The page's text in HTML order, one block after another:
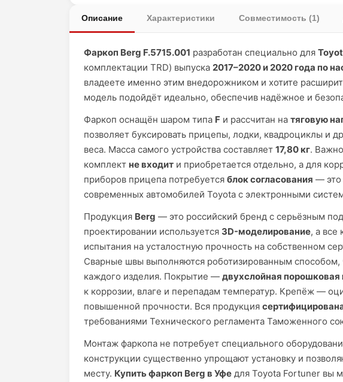
Описание Характеристики Совместимость (1)
Фаркоп Berg F.5715.001 разработан специально для
комплектации TRD) выпуска 2017–2020 и 2020 года по
владеете именно этим внедорожником и хотите
модель подойдёт идеально, обеспечив надёжное и
Фаркоп оснащён шаром типа F и рассчитан на тяговую
позволяет буксировать прицепы, лодки, квадроциклы и
веса. Масса самого устройства составляет 17,80 кг.
комплект не входит и приобретается отдельно, а для
приборов прицепа потребуется блок согласования — это
современных автомобилей Toyota с электронными
Продукция Berg — это российский бренд с серьёзным
проектировании используется 3D-моделирование, а все
испытания на усталостную прочность на собственном
Сварные швы выполняются роботизированным способом,
каждого изделия. Покрытие — двухслойная порошковая
к коррозии, влаге и перепадам температур. Крепёж —
повышенной прочности. Вся продукция
требованиями Технического регламента Таможенного
Монтаж фаркопа не потребует специального
конструкции существенно упрощают установку и
месту. Купить фаркоп Berg в Уфе для Toyota Fortuner вы